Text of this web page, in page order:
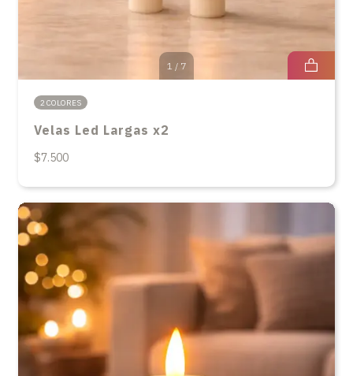
1 / 7
2 COLORES
Velas Led Largas x2
$7.500